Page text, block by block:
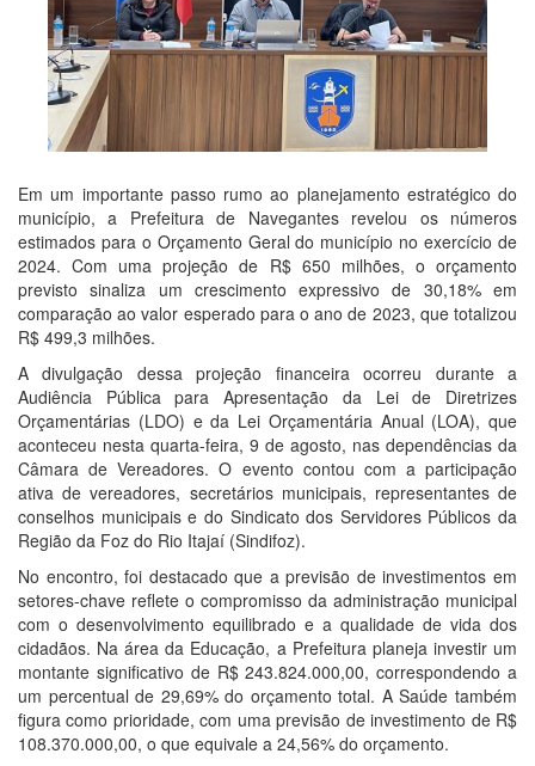
Em um importante passo rumo ao planejamento estratégico do
município, a Prefeitura de Navegantes revelou os números
estimados para o Orçamento Geral do município no exercício de
2024. Com uma projeção de R$ 650 milhões, o orçamento
previsto sinaliza um crescimento expressivo de 30,18% em
comparação ao valor esperado para o ano de 2023, que totalizou
R$ 499,3 milhões.
A divulgação dessa projeção financeira ocorreu durante a
Audiência Pública para Apresentação da Lei de Diretrizes
Orçamentárias (LDO) e da Lei Orçamentária Anual (LOA), que
aconteceu nesta quarta-feira, 9 de agosto, nas dependências da
Câmara de Vereadores. O evento contou com a participação
ativa de vereadores, secretários municipais, representantes de
conselhos municipais e do Sindicato dos Servidores Públicos da
Região da Foz do Rio Itajaí (Sindifoz).
No encontro, foi destacado que a previsão de investimentos em
setores-chave reflete o compromisso da administração municipal
com o desenvolvimento equilibrado e a qualidade de vida dos
cidadãos. Na área da Educação, a Prefeitura planeja investir um
montante significativo de R$ 243.824.000,00, correspondendo a
um percentual de 29,69% do orçamento total. A Saúde também
figura como prioridade, com uma previsão de investimento de R$
108.370.000,00, o que equivale a 24,56% do orçamento.